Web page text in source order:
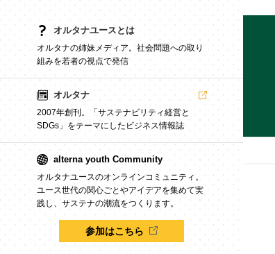
オルタナユースとは
オルタナの姉妹メディア。社会問題への取り
組みを若者の視点で発信
オルタナ
2007年創刊。「サステナビリティ経営と
SDGs」をテーマにしたビジネス情報誌
alterna youth Community
オルタナユースのオンラインコミュニティ。
ユース世代の関心ごとやアイデアを集めて実
践し、サステナの潮流をつくります。
参加はこちら